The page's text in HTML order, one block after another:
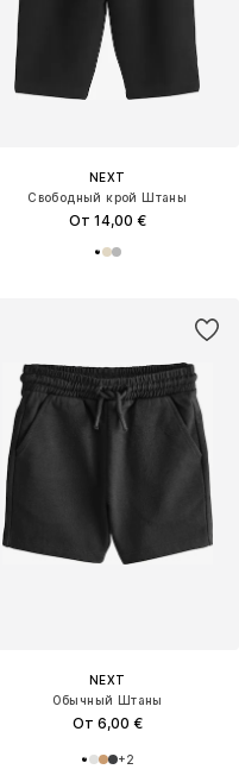
NEXT
Свободный крой Штаны
От 14,00 €
NEXT
Обычный Штаны
От 6,00 €
+2